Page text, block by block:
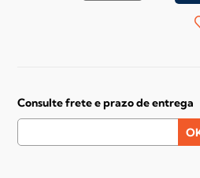
Consulte frete e prazo de entrega